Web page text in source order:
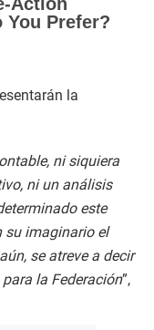
la
ni siquiera
ni un análisis
este
su imaginario el
se atreve a decir
la Federación”,